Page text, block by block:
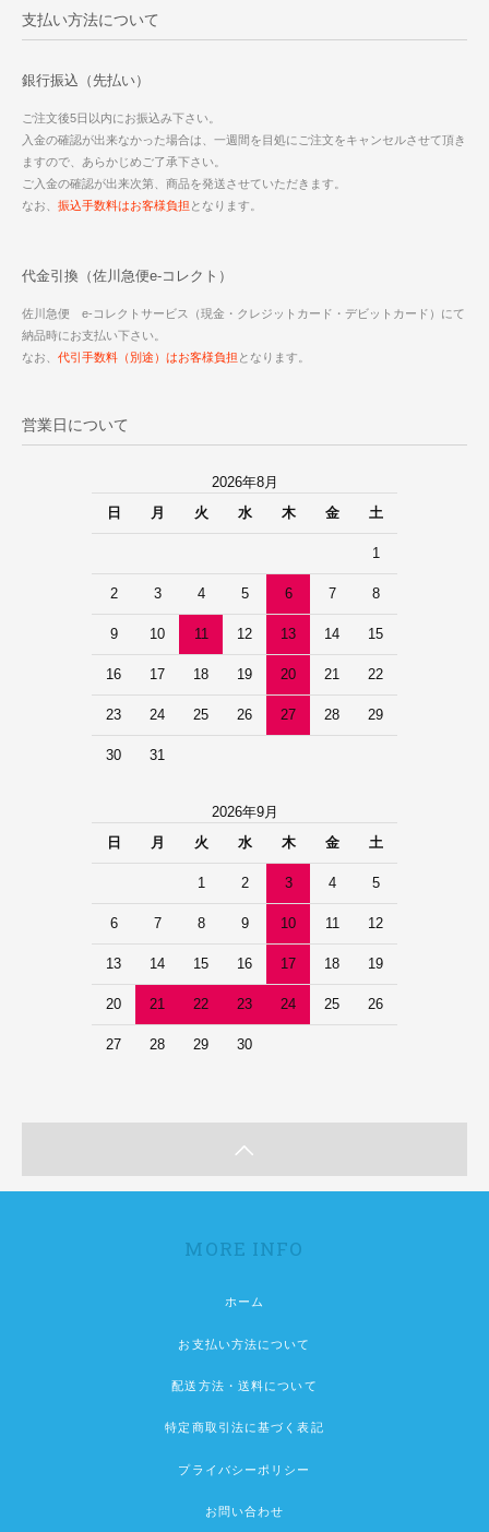
支払い方法について
銀行振込（先払い）
ご注文後5日以内にお振込み下さい。
入金の確認が出来なかった場合は、一週間を目処にご注文をキャンセルさせて頂き
ますので、あらかじめご了承下さい。
ご入金の確認が出来次第、商品を発送させていただきます。
なお、 振込手数料はお客様負担 となります。
代金引換（佐川急便e-コレクト）
佐川急便 e-コレクトサービス（現金・クレジットカード・デビットカード）にて
納品時にお支払い下さい。
なお、 代引手数料（別途）はお客様負担 となります。
営業日について
2026年8月
日
月 火 水 木 金 土
1
2 3 4 5 6 7 8
9 10 11 12 13 14 15
16 17 18 19 20 21 22
23 24 25 26 27 28 29
30 31
2026年9月
日
月 火 水 木 金 土
1 2 3 4 5
6 7 8 9 10 11 12
13 14 15 16 17 18 19
20 21 22 23 24 25 26
27 28 29 30
MORE INFO
ホーム
お支払い方法について
配送方法・送料について
特定商取引法に基づく表記
プライバシーポリシー
お問い合わせ